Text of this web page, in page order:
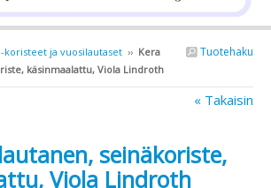
Tuotehaku
-koristeet ja vuosilautaset ›› Kera
käsinmaalattu, Viola Lindroth
« Takaisin
seinäkoriste,
Viola Lindroth